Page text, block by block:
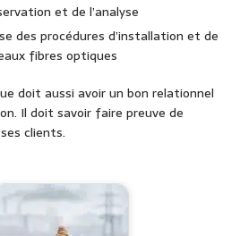
et de l’analyse
des procédures d’installation et de
fibres optiques
doit aussi avoir un bon relationnel
Il doit savoir faire preuve de
clients.